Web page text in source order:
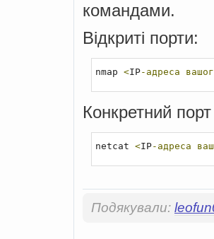
командами.
Відкриті порти:
nmap <IP-адреса
Конкретний
netcat <IP-адреса
Подякували: